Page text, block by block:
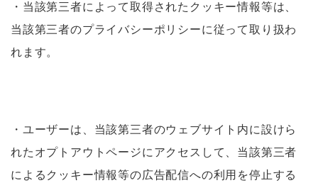
・当該第三者によって取得されたクッキー情報等は、
当該第三者のプライバシーポリシーに従って取り扱わ
れます。
・ユーザーは、当該第三者のウェブサイト内に設けら
れたオプトアウトページにアクセスして、当該第三者
によるクッキー情報等の広告配信への利用を停止する